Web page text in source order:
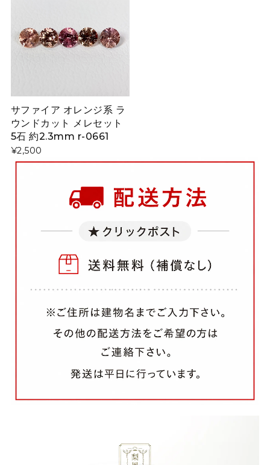
サファイア オレンジ系 ラ
ウンドカット メレセット
5石 約2.3mm r-0661
¥2,500